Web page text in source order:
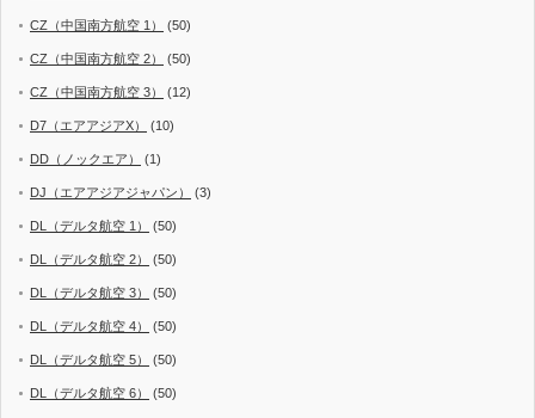
CZ（中国南方航空 1） (50)
CZ（中国南方航空 2） (50)
CZ（中国南方航空 3） (12)
D7（エアアジアX） (10)
DD（ノックエア） (1)
DJ（エアアジアジャパン） (3)
DL（デルタ航空 1） (50)
DL（デルタ航空 2） (50)
DL（デルタ航空 3） (50)
DL（デルタ航空 4） (50)
DL（デルタ航空 5） (50)
DL（デルタ航空 6） (50)